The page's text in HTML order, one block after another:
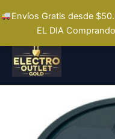
Envíos Gratis desde
EL DIA
al
contenido